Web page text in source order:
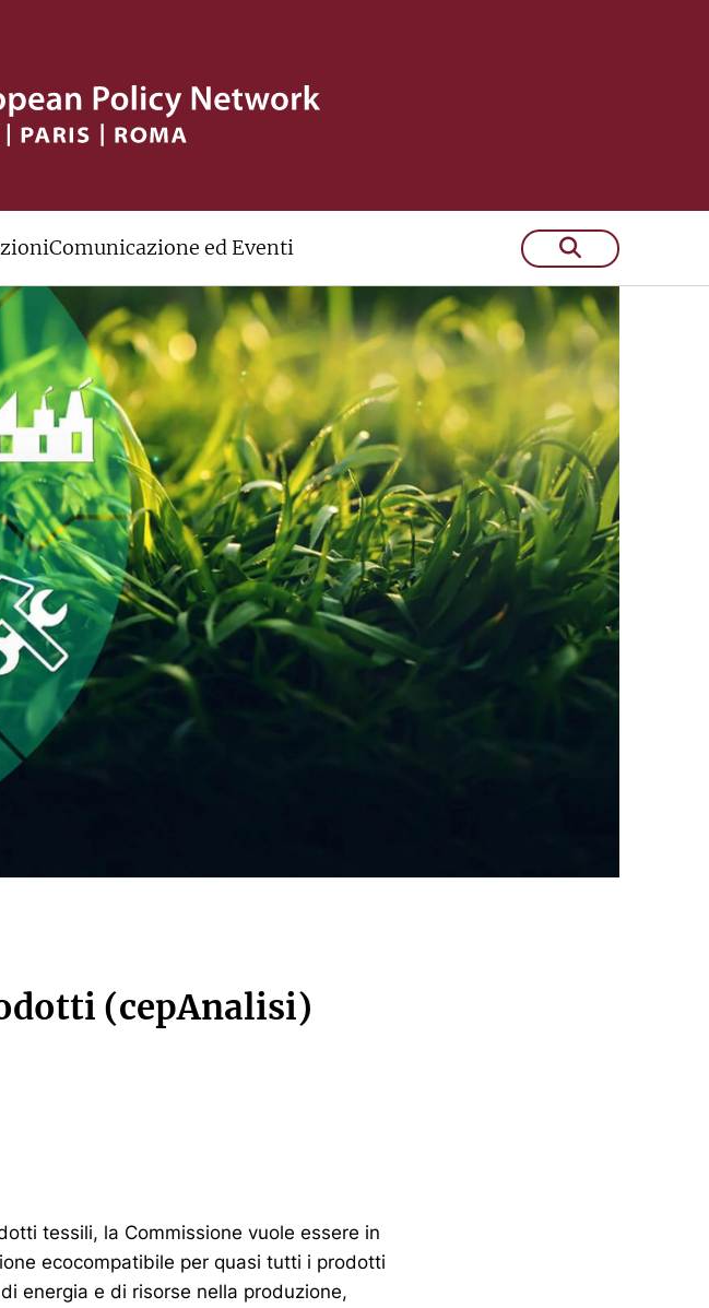
Comunicazione ed Eventi
(cepAnalisi)
tessili, la Commissione vuole essere in
ecocompatibile per quasi tutti i prodotti
energia e di risorse nella produzione,